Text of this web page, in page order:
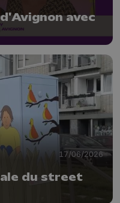
avec
17/06/2026
du street